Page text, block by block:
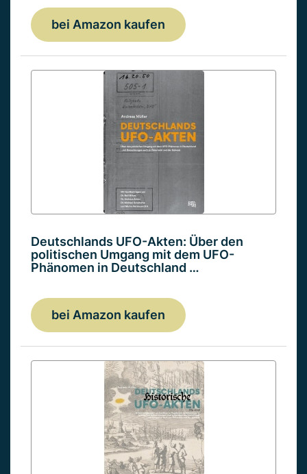
bei Amazon kaufen
Deutschlands UFO-Akten: Über den
politischen Umgang mit dem UFO-
Phänomen in Deutschland …
bei Amazon kaufen